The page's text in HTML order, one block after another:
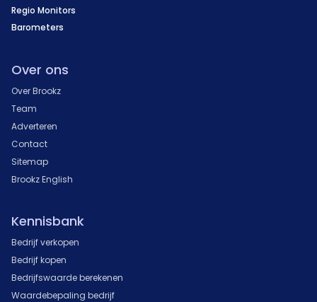
Regio Monitors
Barometers
Over ons
Over Brookz
Team
Adverteren
Contact
Sitemap
Brookz English
Kennisbank
Bedrijf verkopen
Bedrijf kopen
Bedrijfswaarde berekenen
Waardebepaling bedrijf